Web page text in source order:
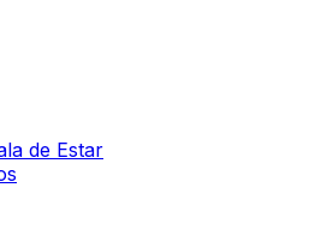
de Estar